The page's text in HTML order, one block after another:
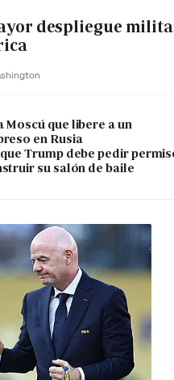
despliegue
Moscú que libere a un
en Rusia
Trump debe pedir
su salón de baile